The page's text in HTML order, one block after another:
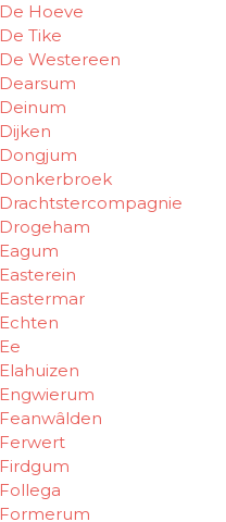
De Hoeve
De Tike
De Westereen
Dearsum
Deinum
Dijken
Dongjum
Donkerbroek
Drachtstercompagnie
Drogeham
Eagum
Easterein
Eastermar
Echten
Ee
Elahuizen
Engwierum
Feanwâlden
Ferwert
Firdgum
Follega
Formerum